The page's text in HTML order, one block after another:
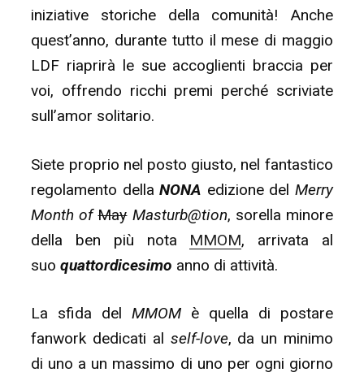
iniziative storiche della comunità! Anche
quest’anno, durante tutto il mese di maggio
LDF riaprirà le sue accoglienti braccia per
voi, offrendo ricchi premi perché scriviate
sull’amor solitario.
Siete proprio nel posto giusto, nel fantastico
regolamento dellaNONA edizione del Merry
Month ofMayMasturb@tion, sorella minore
della ben più nota MMOM, arrivata al
suoquattordicesimo anno di attività.
La sfida delMMOM è quella di postare
fanwork dedicati al self-love, da un minimo
di uno a un massimo di uno per ogni giorno